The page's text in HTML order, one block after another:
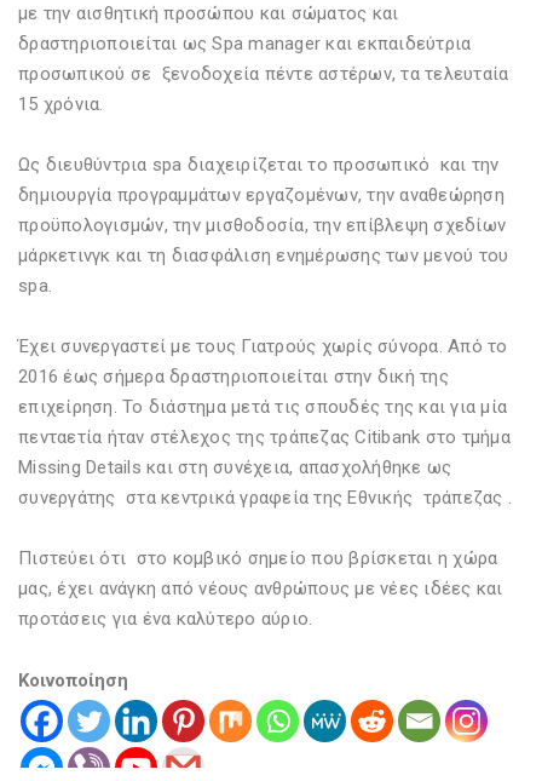
με την αισθητική προσώπου και σώματος και
δραστηριοποιείται ως Spa manager και εκπαιδεύτρια
προσωπικού σε ξενοδοχεία πέντε αστέρων, τα τελευταία
15 χρόνια.
Ως διευθύντρια spa διαχειρίζεται το προσωπικό και την
δημιουργία προγραμμάτων εργαζομένων, την αναθεώρηση
προϋπολογισμών, την μισθοδοσία, την επίβλεψη σχεδίων
μάρκετινγκ και τη διασφάλιση ενημέρωσης των μενού του
spa.
Έχει συνεργαστεί με τους Γιατρούς χωρίς σύνορα. Από το
2016 έως σήμερα δραστηριοποιείται στην δική της
επιχείρηση. Το διάστημα μετά τις σπουδές της και για μία
πενταετία ήταν στέλεχος της τράπεζας Citibank στο τμήμα
Missing Details και στη συνέχεια, απασχολήθηκε ως
συνεργάτης στα κεντρικά γραφεία της Εθνικής τράπεζας .
Πιστεύει ότι στο κομβικό σημείο που βρίσκεται η χώρα
μας, έχει ανάγκη από νέους ανθρώπους με νέες ιδέες και
προτάσεις για ένα καλύτερο αύριο.
Κοινοποίηση